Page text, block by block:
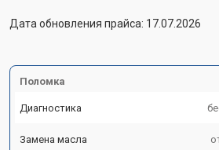
Дата обновления прайса: 17.07.2026
Поломка
Диагностика
Замена масла